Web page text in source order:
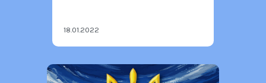
18.01.2022